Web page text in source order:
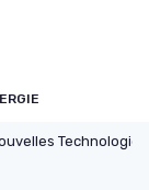
Technologies